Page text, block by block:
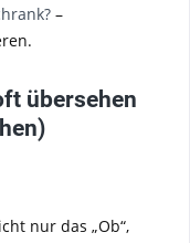
–
übersehen
nur das „Ob“,